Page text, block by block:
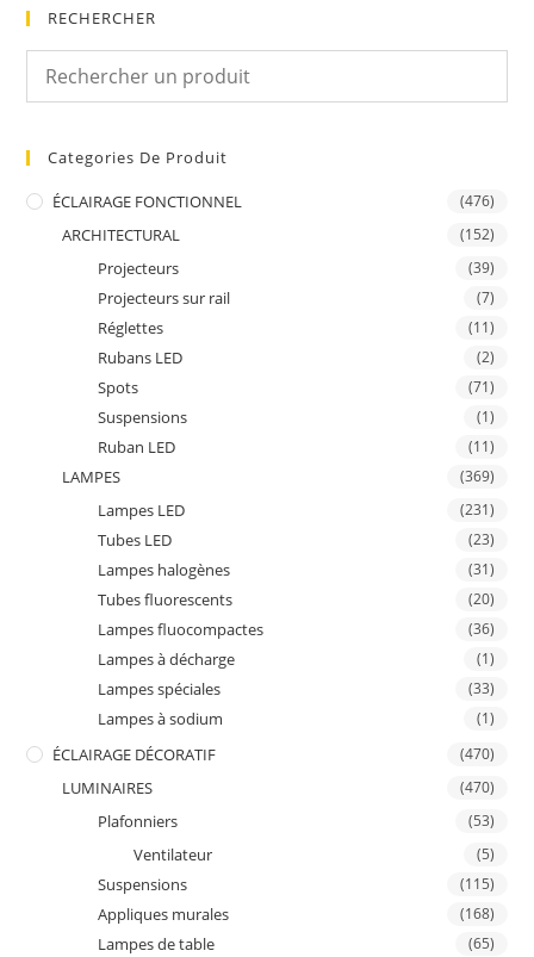
RECHERCHER
Categories De Produit
ÉCLAIRAGE FONCTIONNEL (476)
ARCHITECTURAL (152)
Projecteurs (39)
Projecteurs sur rail (7)
Réglettes (11)
Rubans LED (2)
Spots (71)
Suspensions (1)
Ruban LED (11)
LAMPES (369)
Lampes LED (231)
Tubes LED (23)
Lampes halogènes (31)
Tubes fluorescents (20)
Lampes fluocompactes (36)
Lampes à décharge (1)
Lampes spéciales (33)
Lampes à sodium (1)
ÉCLAIRAGE DÉCORATIF (470)
LUMINAIRES (470)
Plafonniers (53)
Ventilateur (5)
Suspensions (115)
Appliques murales (168)
Lampes de table (65)